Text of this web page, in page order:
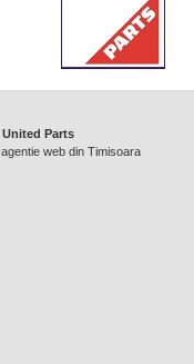
United Parts
agentie web din Timisoara